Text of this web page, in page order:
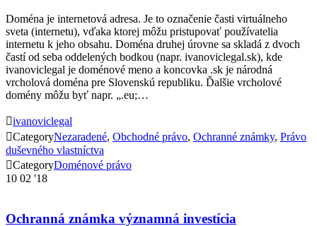
Doména je internetová adresa. Je to označenie časti virtuálneho
sveta (internetu), vďaka ktorej môžu pristupovať používatelia
internetu k jeho obsahu. Doména druhej úrovne sa skladá z dvoch
častí od seba oddelených bodkou (napr. ivanoviclegal.sk), kde
ivanoviclegal je doménové meno a koncovka .sk je národná
vrcholová doména pre Slovenskú republiku. Ďalšie vrcholové
domény môžu byť napr. „.eu;…
ivanoviclegal
CategoryNezaradené, Obchodné právo, Ochranné známky, Právo
duševného vlastníctva
CategoryDoménové právo
10 02 '18
Ochranná známka významná investícia